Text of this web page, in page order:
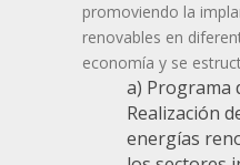
promoviendo la
renovables en
economía y se
a) Programa
Realización
energías